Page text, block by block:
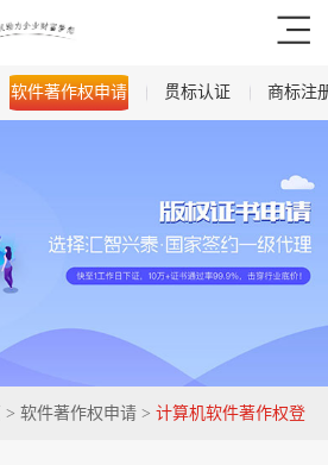
软件著作权申请 贯标认证 商标注
> 软件著作权申请 > 计算机软件著作权登